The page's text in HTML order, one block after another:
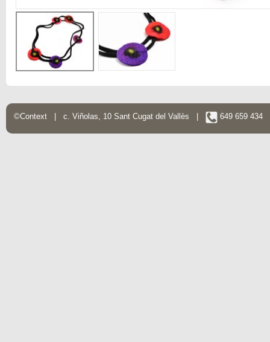
©Context | c. Viñolas, 10 Sant Cugat del Vallès | 649 659